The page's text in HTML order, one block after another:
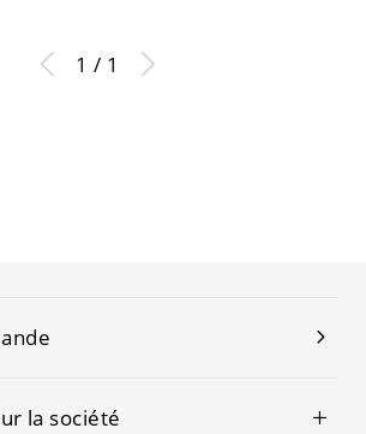
1 / 1
la société